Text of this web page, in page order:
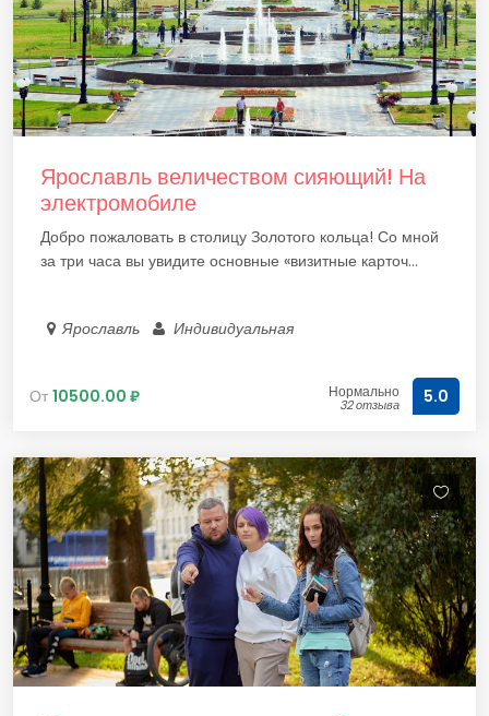
Ярославль величеством сияющий! На
электромобиле
Добро пожаловать в столицу Золотого кольца! Со мной
за три часа вы увидите основные «визитные карточ...
Ярославль Индивидуальная
От 10500.00 ₽ Нормально
32 отзыва 5.0